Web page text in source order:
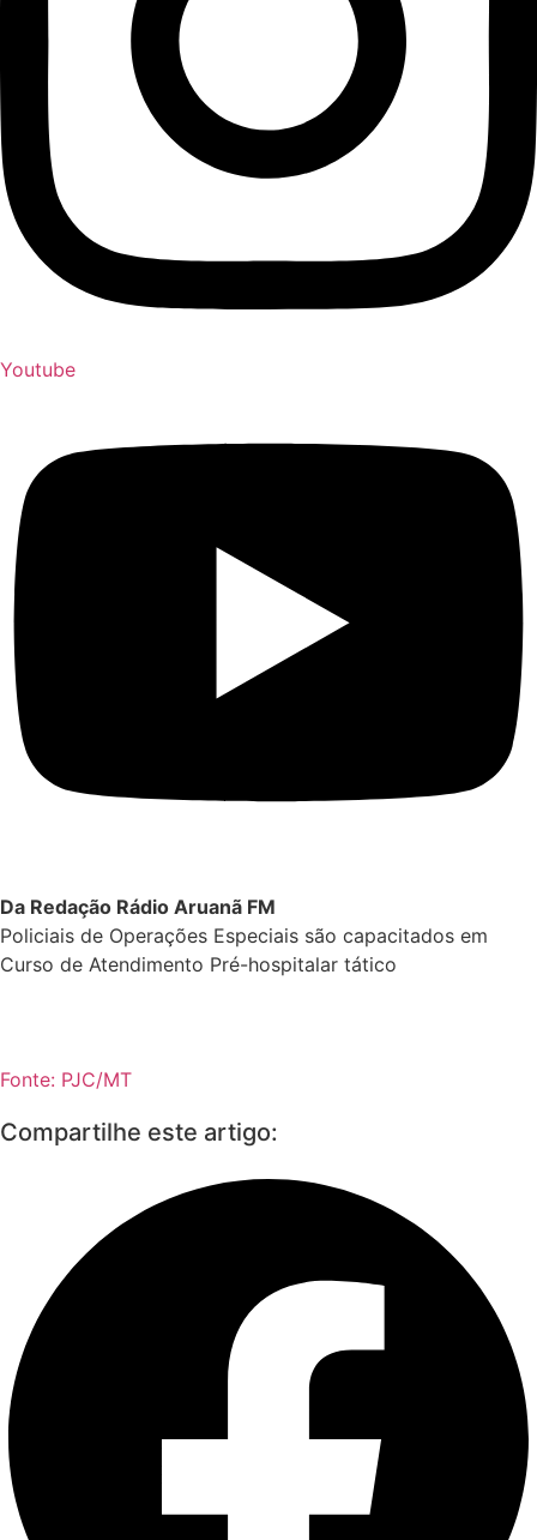
Youtube
Da Redação Rádio Aruanã FM
Policiais de Operações Especiais são capacitados em
Curso de Atendimento Pré-hospitalar tático
Fonte: PJC/MT
Compartilhe este artigo: